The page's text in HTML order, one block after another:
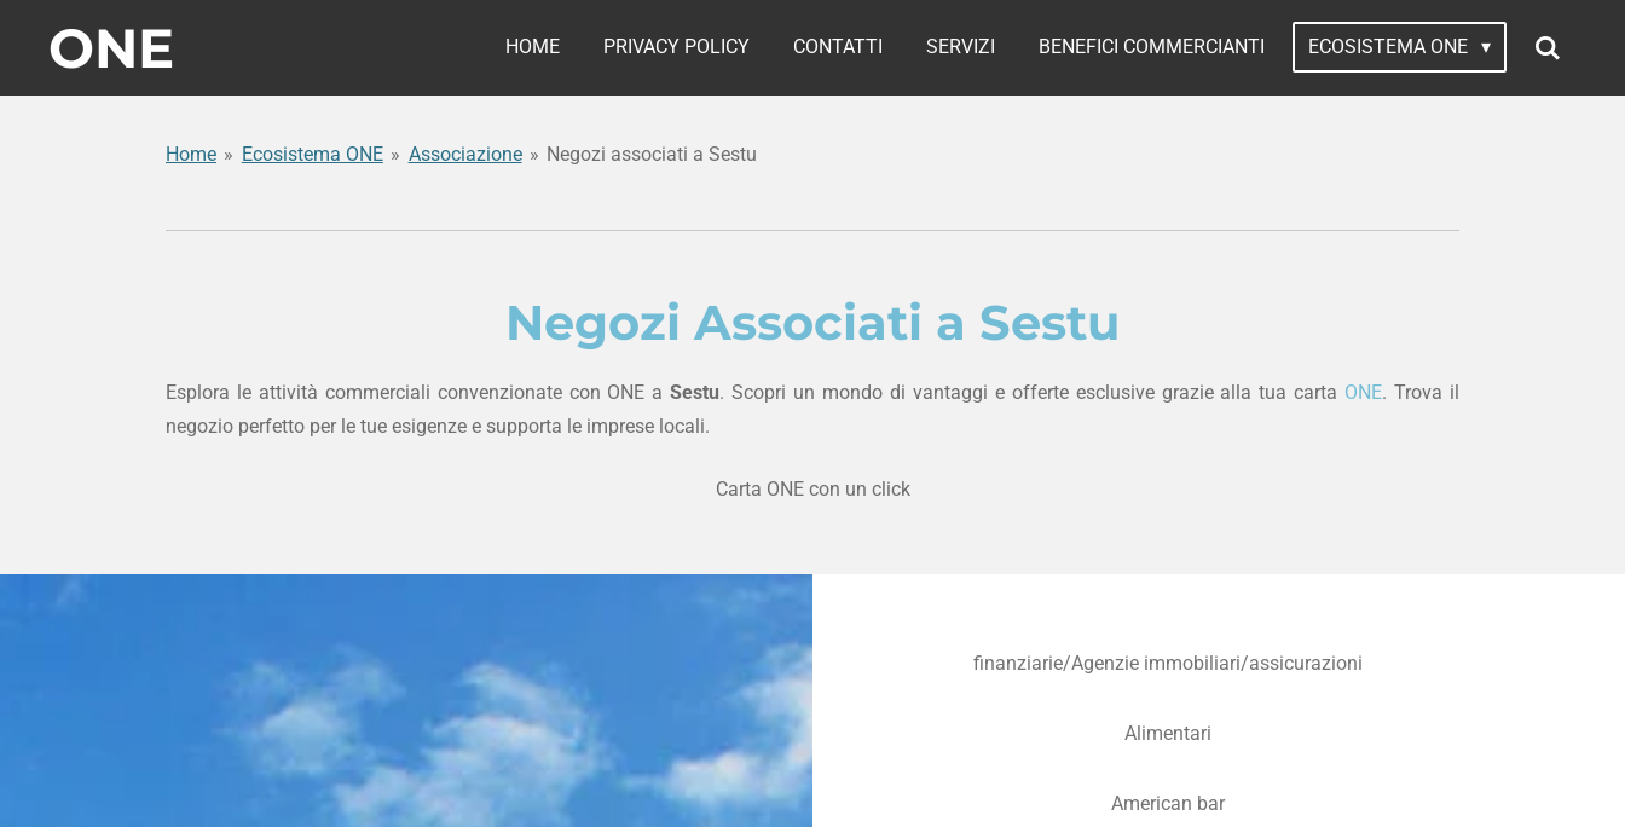
contenuto
ONE HOME PRIVACY POLICY CONTATTI SERVIZI BENEFICI COMMERCIANTI ECOSISTEMA ONE
Home » Ecosistema ONE » Associazione » Negozi associati a Sestu
Negozi Associati a Sestu
Esplora le attività commerciali convenzionate con ONE aSestu. Scopri un mondo di vantaggi e offerte esclusive grazie alla tua carta ONE. Trova il
negozio perfetto per le tue esigenze e supporta le imprese locali.
Carta ONE con un click
finanziarie/Agenzie immobiliari/assicurazioni
Alimentari
American bar